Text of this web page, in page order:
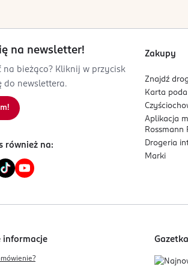
123396
na newsletter!
na bieżąco? Kliknij w przycisk
do newslettera.
również na:
Zakupy
Znajdź
Karta
Aplikacja
Rossmann
Drogeria
Marki
informacje Gazetka